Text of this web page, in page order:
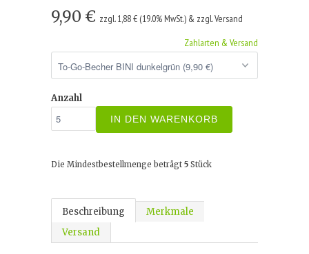
9,90 € zzgl. 1,88 € (19.0% MwSt.) & zzgl. Versand
Zahlarten & Versand
Anzahl
IN DEN WARENKORB
Die Mindestbestellmenge beträgt 5 Stück
Beschreibung
Merkmale
Versand